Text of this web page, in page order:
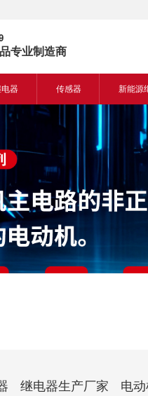
专业制造商
器
器
器
器
传感器
接近开关
光电开关
编码器
热电偶
新能源
新能源
新能源
继电器生产厂家 电